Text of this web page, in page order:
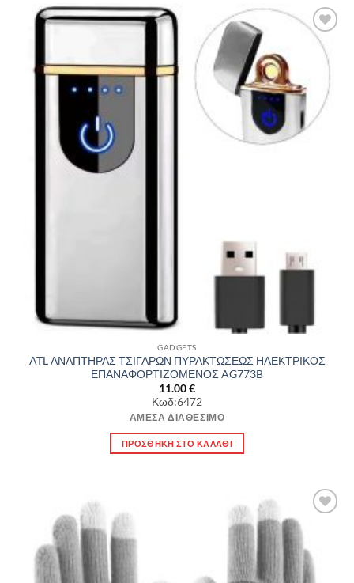
Πρόσθήκη
στην λίστα
επιθυμιών
GADGETS
ATL ΑΝΑΠΤΗΡΑΣ ΤΣΙΓΑΡΩΝ ΠΥΡΑΚΤΩΣΕΩΣ ΗΛΕΚΤΡΙΚΟΣ
ΕΠΑΝΑΦΟΡΤΙΖΟΜΕΝΟΣ AG773B
11.00€
Κωδ:6472
ΆΜΕΣΑ ΔΙΑΘΈΣΙΜΟ
ΠΡΟΣΘΉΚΗ ΣΤΟ ΚΑΛΆΘΙ
Πρόσθήκη